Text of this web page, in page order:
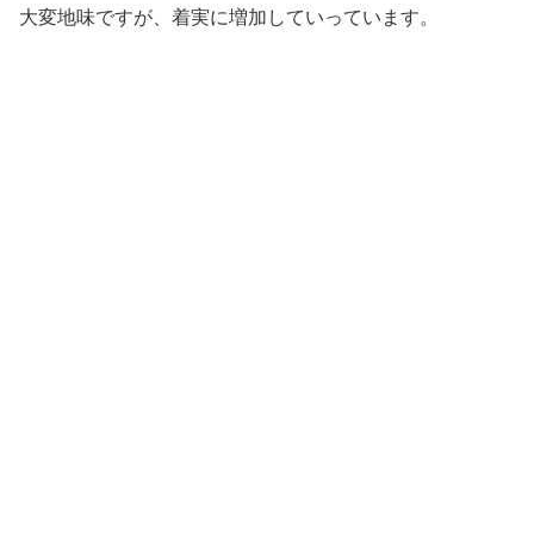
大変地味ですが、着実に増加していっています。